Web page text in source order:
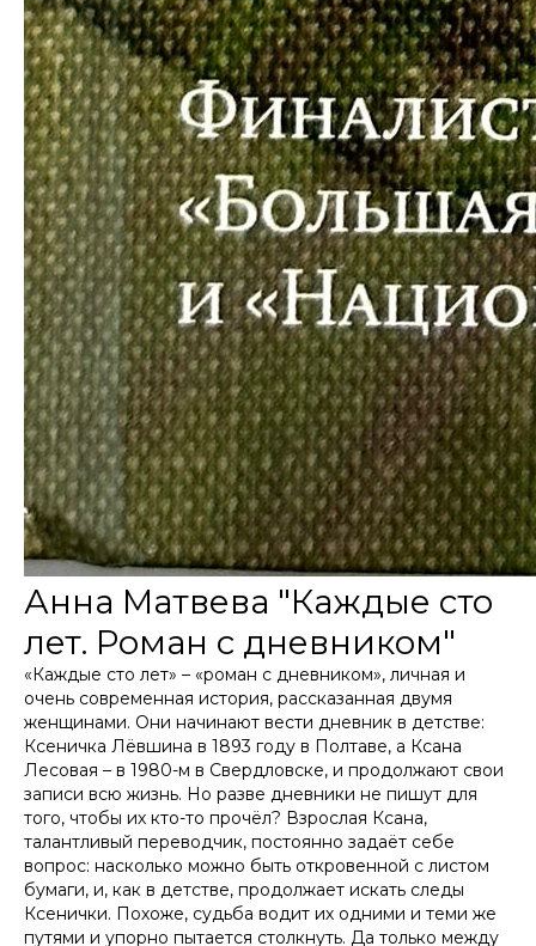
Анна Матвева "Каждые сто
лет. Роман с дневником"
«Каждые сто лет» – «роман с дневником», личная и
очень современная история, рассказанная двумя
женщинами. Они начинают вести дневник в детстве:
Ксеничка Лёвшина в 1893 году в Полтаве, а Ксана
Лесовая – в 1980-м в Свердловске, и продолжают свои
записи всю жизнь. Но разве дневники не пишут для
того, чтобы их кто-то прочёл? Взрослая Ксана,
талантливый переводчик, постоянно задаёт себе
вопрос: насколько можно быть откровенной с листом
бумаги, и, как в детстве, продолжает искать следы
Ксенички. Похоже, судьба водит их одними и теми же
путями и упорно пытается столкнуть. Да только между